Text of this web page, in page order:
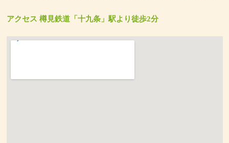
アクセス 樽見鉄道「十九条」駅より徒歩2分